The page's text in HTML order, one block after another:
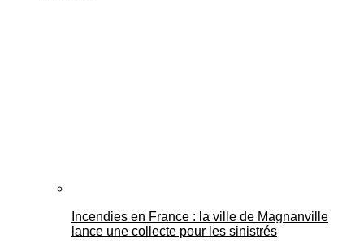
Incendies en France : la ville de Magnanville
lance une collecte pour les sinistrés